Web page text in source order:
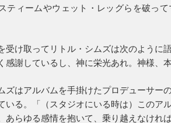
ティームやウェット・レッグらを破っ
受け取ってリトル・シムズは次のように
感謝しているし、神に栄光あれ。神様、
ズはアルバムを手掛けたプロデューサー
いる。「（スタジオにいる時は）このア
あらゆる感情を抱いて、乗り越えなけれ